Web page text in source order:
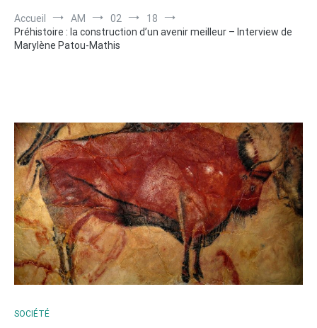
Accueil AM 02
18
Préhistoire : la construction d’un avenir meilleur – Interview de
Marylène Patou-Mathis
SOCIÉTÉ